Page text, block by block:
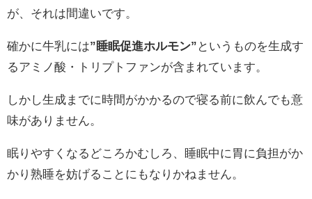
が、それは間違いです。
確かに牛乳には”睡眠促進ホルモン” というものを生成す
るアミノ酸・トリプトファンが含まれています。
しかし生成までに時間がかかるので寝る前に飲んでも意
味がありません。
眠りやすくなるどころかむしろ、睡眠中に胃に負担がか
かり熟睡を妨げることにもなりかねません。